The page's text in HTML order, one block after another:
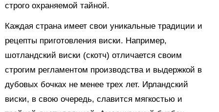
строго охраняемой тайной.
Каждая страна имеет свои уникальные традиции и
рецепты приготовления виски. Например,
шотландский виски (скотч) отличается своим
строгим регламентом производства и выдержкой в
дубовых бочках не менее трех лет. Ирландский
виски, в свою очередь, славится мягкостью и